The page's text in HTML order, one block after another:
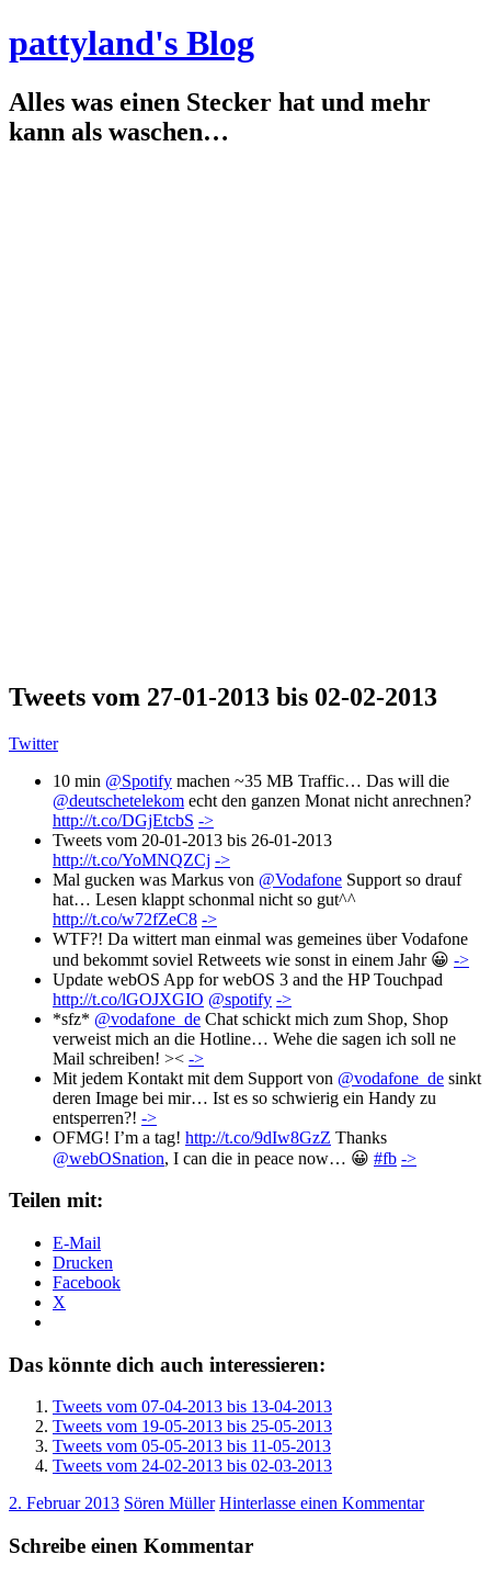
pattyland's Blog
Alles was einen Stecker hat und mehr
kann als waschen…
Tweets vom 27-01-2013 bis 02-02-2013
Twitter
10 min @Spotify machen ~35 MB Traffic… Das will die
@deutschetelekom echt den ganzen Monat nicht anrechnen?
http://t.co/DGjEtcbS ->
Tweets vom 20-01-2013 bis 26-01-2013
http://t.co/YoMNQZCj ->
Mal gucken was Markus von @Vodafone Support so drauf
hat… Lesen klappt schonmal nicht so gut^^
http://t.co/w72fZeC8 ->
WTF?! Da wittert man einmal was gemeines über Vodafone
und bekommt soviel Retweets wie sonst in einem Jahr 😀 ->
Update webOS App for webOS 3 and the HP Touchpad
http://t.co/lGOJXGIO @spotify ->
*sfz* @vodafone_de Chat schickt mich zum Shop, Shop
verweist mich an die Hotline… Wehe die sagen ich soll ne
Mail schreiben! >< ->
Mit jedem Kontakt mit dem Support von @vodafone_de sinkt
deren Image bei mir… Ist es so schwierig ein Handy zu
entsperren?! ->
OFMG! I’m a tag! http://t.co/9dIw8GzZ Thanks
@webOSnation, I can die in peace now… 😀 #fb ->
Teilen mit:
E-Mail
Drucken
Facebook
X
Das könnte dich auch interessieren:
Tweets vom 07-04-2013 bis 13-04-2013
Tweets vom 19-05-2013 bis 25-05-2013
Tweets vom 05-05-2013 bis 11-05-2013
Tweets vom 24-02-2013 bis 02-03-2013
2. Februar 2013 Sören Müller Hinterlasse einen Kommentar
Schreibe einen Kommentar